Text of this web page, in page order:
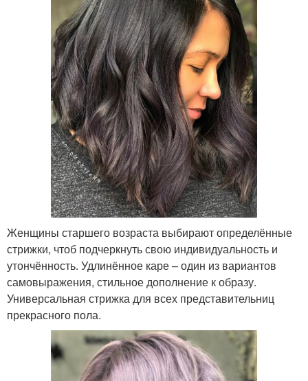
Женщины старшего возраста выбирают определённые
стрижки, чтоб подчеркнуть свою индивидуальность и
утончённость. Удлинённое каре – один из вариантов
самовыражения, стильное дополнение к образу.
Универсальная стрижка для всех представительниц
прекрасного пола.